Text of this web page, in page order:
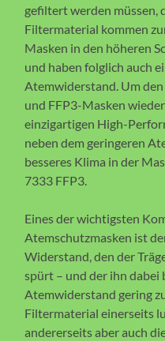
gefiltert werden müssen,
Filtermaterial kommen
Masken in den höheren
und haben folglich auch
Atemwiderstand. Um
und FFP3-Masken
einzigartigen High-
neben dem geringeren
besseres Klima in der
7333 FFP3.
Eines der wichtigsten
Atemschutzmasken ist
Widerstand, den der
spürt – und der ihn dabei
Atemwiderstand gering
Filtermaterial einerseits
andererseits aber auch